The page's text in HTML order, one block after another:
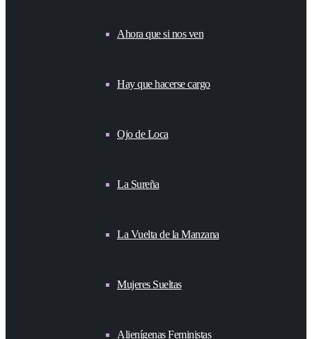
Ahora que si nos ven
Hay que hacerse cargo
Ojo de Loca
La Sureña
La Vuelta de la Manzana
Mujeres Sueltas
Alienígenas Feministas